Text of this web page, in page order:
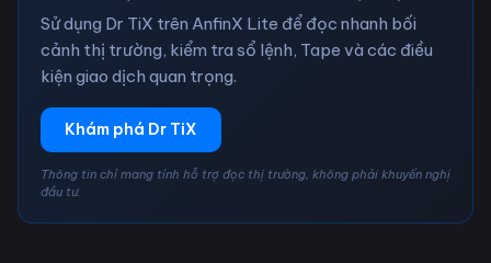
Sử dụng Dr TiX trên AnfinX Lite để đọc nhanh bối
cảnh thị trường, kiểm tra sổ lệnh, Tape và các điều
kiện giao dịch quan trọng.
Khám phá Dr TiX
Thông tin chỉ mang tính hỗ trợ đọc thị trường, không phải khuyến nghị
đầu tư.